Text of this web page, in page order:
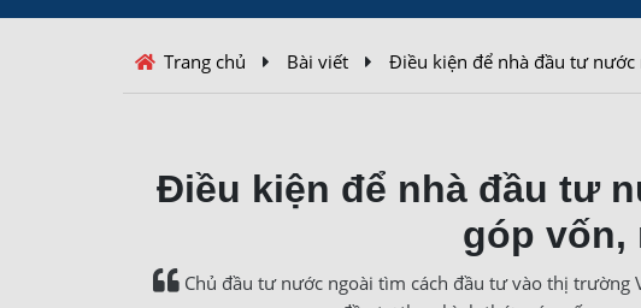
Trang chủ Bài viết Điều kiện để nhà đầu tư
Điều kiện để nhà đầu tư
góp vốn,
Chủ đầu tư nước ngoài tìm cách đầu tư vào thị